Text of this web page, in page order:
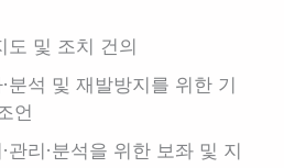
도 및 조치 건의
분석 및 재발방지를 위한 기
언
관리·분석을 위한 보좌 및 지